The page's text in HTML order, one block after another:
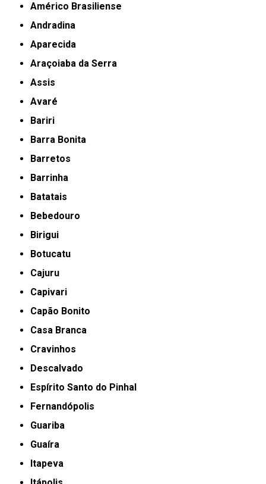
Américo Brasiliense
Andradina
Aparecida
Araçoiaba da Serra
Assis
Avaré
Bariri
Barra Bonita
Barretos
Barrinha
Batatais
Bebedouro
Birigui
Botucatu
Cajuru
Capivari
Capão Bonito
Casa Branca
Cravinhos
Descalvado
Espírito Santo do Pinhal
Fernandópolis
Guariba
Guaíra
Itapeva